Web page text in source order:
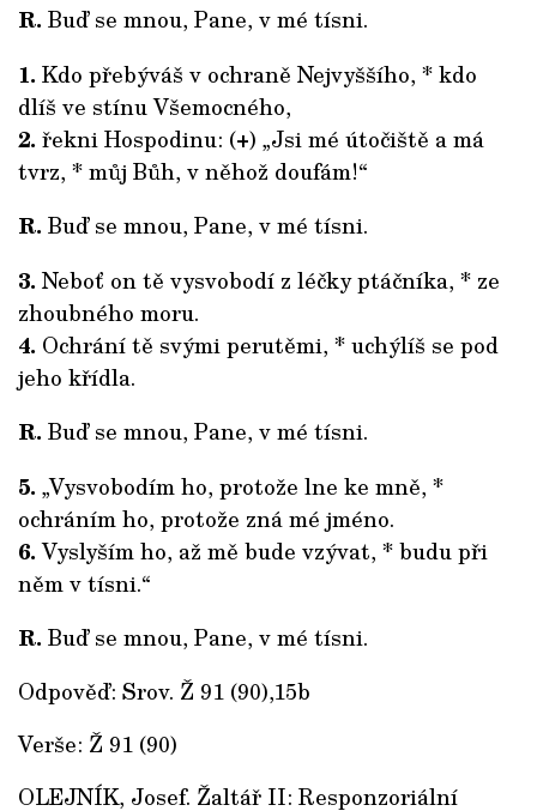
R. Buď se mnou, Pane, v mé tísni.
1. Kdo přebýváš v ochraně Nejvyššího, * kdo
dlíš ve stínu Všemocného,
2. řekni Hospodinu: (+) „Jsi mé útočiště a má
tvrz, * můj Bůh, v něhož doufám!“
R. Buď se mnou, Pane, v mé tísni.
3. Neboť on tě vysvobodí z léčky ptáčníka, * ze
zhoubného moru.
4. Ochrání tě svými perutěmi, * uchýlíš se pod
jeho křídla.
R. Buď se mnou, Pane, v mé tísni.
5. „Vysvobodím ho, protože lne ke mně, *
ochráním ho, protože zná mé jméno.
6.Vyslyším ho, až mě bude vzývat, * budu při
něm v tísni.“
R. Buď se mnou, Pane, v mé tísni.
Odpověď: Srov. Ž 91 (90),15b
Verše: Ž 91 (90)
OLEJNÍK, Josef. Žaltář II: Responzoriální